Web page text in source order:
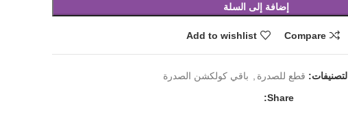
إضافة إلى السلة
Compare
Add to wishlist
التصنيفات: قطع للصدرة
باقي كولكشن الصدرة
Share: